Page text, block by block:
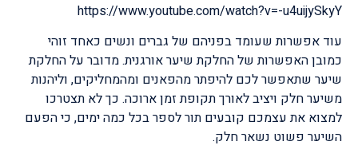
https://www.youtube.com/watch?v=-u4uijySkyY
עוד אפשרות שעומד בפניהם של גברים ונשים כאחד זוהי
כמובן האפשרות של החלקת שיער אורגנית. מדובר על החלקת
שיער שתאפשר לכם להיפתר מהפאנים ומהמחליקים, וליהנות
משיער חלק ויציב לאורך תקופת זמן ארוכה. כך לא תצטרכו
למצוא את עצמכם קובעים תור לספר בכל כמה ימים, כי הפעם
השיער פשוט נשאר חלק.